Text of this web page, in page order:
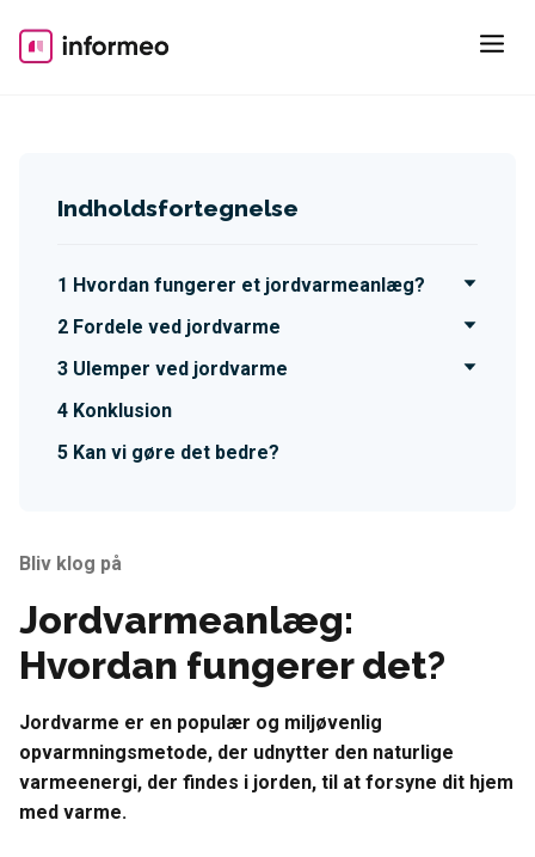
content
Bliv klog på
Jordvarmeanlæg:
Hvordan fungerer det?
Jordvarme er en populær og miljøvenlig
opvarmningsmetode, der udnytter den naturlige
varmeenergi, der findes i jorden, til at forsyne dit hjem
med varme.
Indholdsfortegnelse
Hvordan fungerer et jordvarmeanlæg?
Fordele ved jordvarme
Ulemper ved jordvarme
Konklusion
Kan vi gøre det bedre?